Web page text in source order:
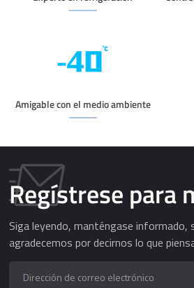
Amigable con el medio ambiente
Regístrese para
Siga leyendo, manténgase informado,
agradecemos por decirnos lo que